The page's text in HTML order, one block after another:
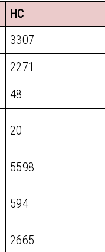
HC
3307
2271
48
20
5598
594
2665